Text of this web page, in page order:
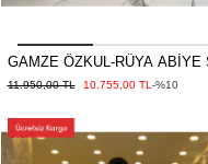
GAMZE ÖZKUL-RÜYA ABİYE
11.950,00 TL 10.755,00 TL -%10